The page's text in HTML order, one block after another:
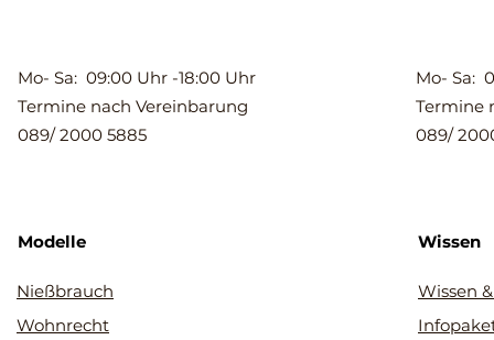
Mo- Sa: 09:00 Uhr -18:00 Uhr
Termine nach Vereinbarung
089/ 2000 5885
Modelle
Nießbrauch
Wohnrecht
Mo- Sa:
Termine
089/
Wissen
Wissen